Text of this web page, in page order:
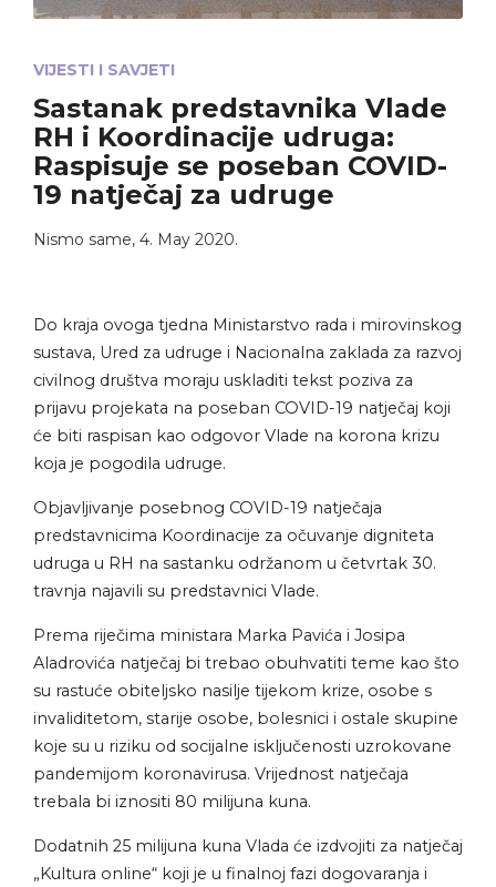
VIJESTI I SAVJETI
Sastanak predstavnika Vlade
RH i Koordinacije udruga:
Raspisuje se poseban COVID-
19 natječaj za udruge
Nismo same, 4. May 2020.
Do kraja ovoga tjedna Ministarstvo rada i mirovinskog
sustava, Ured za udruge i Nacionalna zaklada za razvoj
civilnog društva moraju uskladiti tekst poziva za
prijavu projekata na poseban COVID-19 natječaj koji
će biti raspisan kao odgovor Vlade na korona krizu
koja je pogodila udruge.
Objavljivanje posebnog COVID-19 natječaja
predstavnicima Koordinacije za očuvanje digniteta
udruga u RH na sastanku održanom u četvrtak 30.
travnja najavili su predstavnici Vlade.
Prema riječima ministara Marka Pavića i Josipa
Aladrovića natječaj bi trebao obuhvatiti teme kao što
su rastuće obiteljsko nasilje tijekom krize, osobe s
invaliditetom, starije osobe, bolesnici i ostale skupine
koje su u riziku od socijalne isključenosti uzrokovane
pandemijom koronavirusa. Vrijednost natječaja
trebala bi iznositi 80 milijuna kuna.
Dodatnih 25 milijuna kuna Vlada će izdvojiti za natječaj
„Kultura online“ koji je u finalnoj fazi dogovaranja i